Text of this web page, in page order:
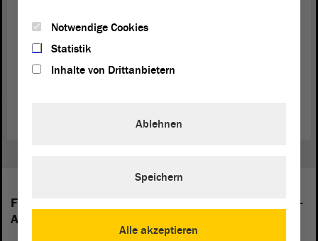
Folgende Fraktionen sind im Landtag von Sachsen-
Anhalt vertreten:
Notwendige Cookies
Statistik
Inhalte von Drittanbietern
Alle akzeptieren
Ablehnen
Speichern